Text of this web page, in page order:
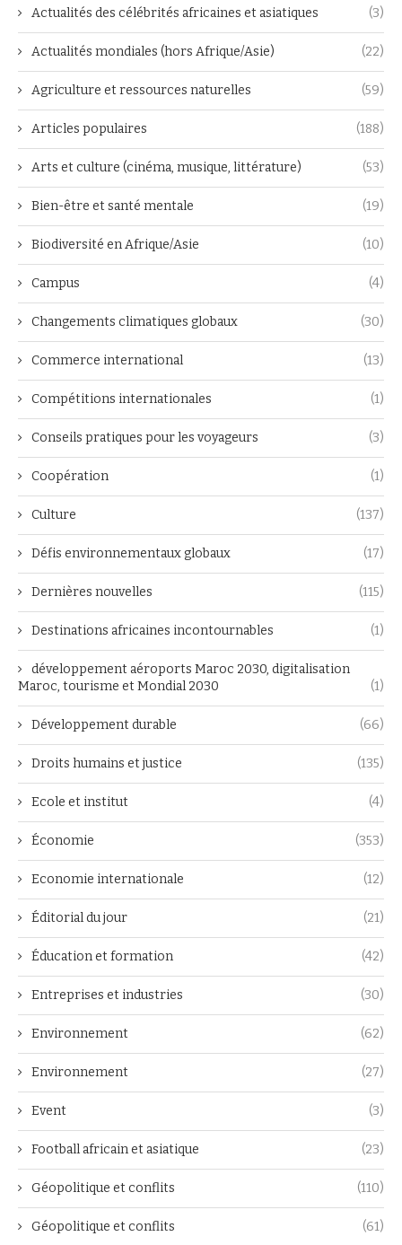
Actualités des célébrités africaines et asiatiques (3)
Actualités mondiales (hors Afrique/Asie) (22)
Agriculture et ressources naturelles (59)
Articles populaires (188)
Arts et culture (cinéma, musique, littérature) (53)
Bien-être et santé mentale (19)
Biodiversité en Afrique/Asie (10)
Campus (4)
Changements climatiques globaux (30)
Commerce international (13)
Compétitions internationales (1)
Conseils pratiques pour les voyageurs (3)
Coopération (1)
Culture (137)
Défis environnementaux globaux (17)
Dernières nouvelles (115)
Destinations africaines incontournables (1)
développement aéroports Maroc 2030, digitalisation
Maroc, tourisme et Mondial 2030
(1)
Développement durable (66)
Droits humains et justice (135)
Ecole et institut (4)
Économie (353)
Economie internationale (12)
Éditorial du jour (21)
Éducation et formation (42)
Entreprises et industries (30)
Environnement (62)
Environnement (27)
Event (3)
Football africain et asiatique (23)
Géopolitique et conflits (110)
Géopolitique et conflits (61)